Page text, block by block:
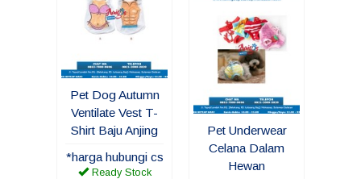
Pet Dog Autumn
Ventilate Vest T-
Shirt Baju Anjing
*harga hubungi cs
Ready Stock
Pet Underwear
Celana Dalam
Hewan